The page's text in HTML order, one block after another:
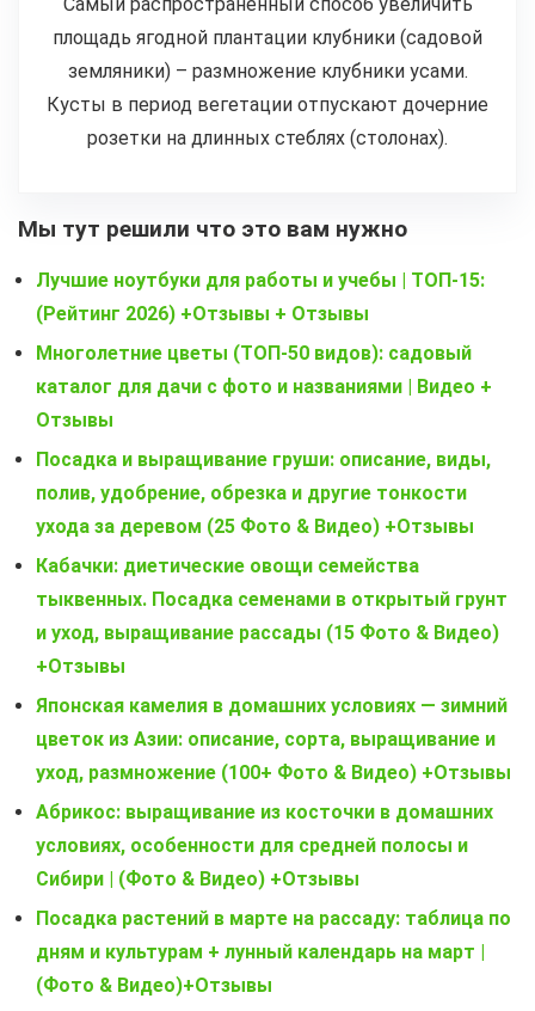
площадь ягодной плантации клубники (садовой
земляники) – размножение клубники усами.
Кусты в период вегетации отпускают дочерние
розетки на длинных стеблях (столонах).
Мы тут решили что это вам нужно
Лучшие ноутбуки для работы и учебы | ТОП-15:
(Рейтинг 2026) +Отзывы + Отзывы
Многолетние цветы (ТОП-50 видов): садовый
каталог для дачи с фото и названиями | Видео +
Отзывы
Посадка и выращивание груши: описание, виды,
полив, удобрение, обрезка и другие тонкости
ухода за деревом (25 Фото & Видео) +Отзывы
Кабачки: диетические овощи семейства
тыквенных. Посадка семенами в открытый грунт
и уход, выращивание рассады (15 Фото & Видео)
+Отзывы
Японская камелия в домашних условиях — зимний
цветок из Азии: описание, сорта, выращивание и
уход, размножение (100+ Фото & Видео) +Отзывы
Абрикос: выращивание из косточки в домашних
условиях, особенности для средней полосы и
Сибири | (Фото & Видео) +Отзывы
Посадка растений в марте на рассаду: таблица по
дням и культурам + лунный календарь на март |
(Фото & Видео)+Отзывы